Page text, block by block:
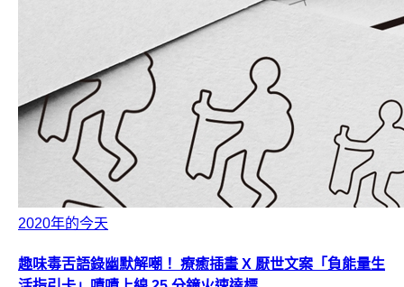
2020年的今天
趣味毒舌語錄幽默解嘲！ 療癒插畫 X 厭世文案「負能量生